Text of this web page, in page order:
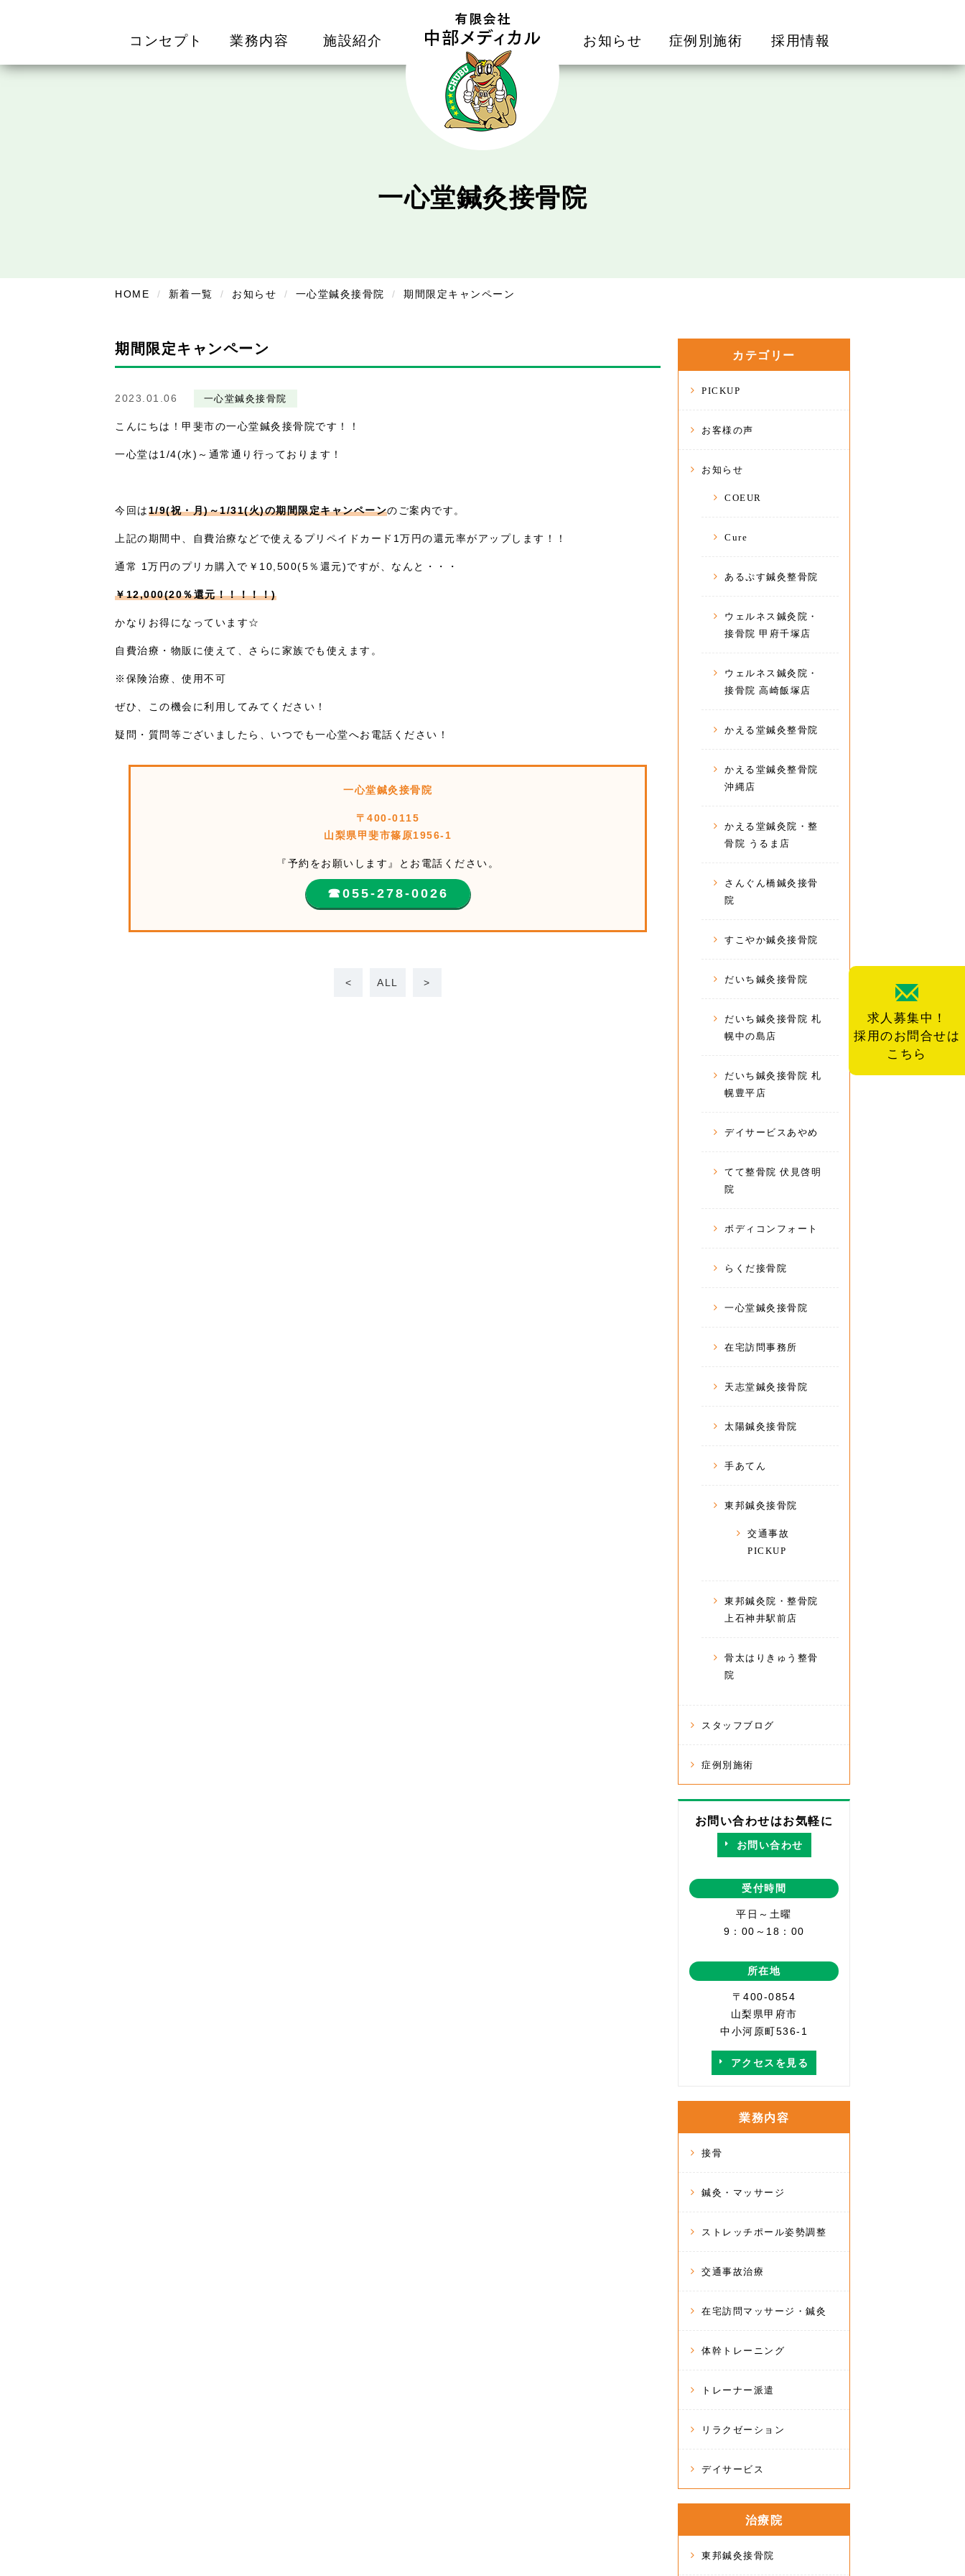
コンセプト 業務内容 施設紹介 お知らせ 症例別施術 採用情報
求人募集中！
採用のお問合せは
こちら
一心堂鍼灸接骨院
HOME 新着一覧 お知らせ 一心堂鍼灸接骨院 期間限定キャンペーン
期間限定キャンペーン
2023.01.06 一心堂鍼灸接骨院
こんにちは！甲斐市の一心堂鍼灸接骨院です！！
一心堂は1/4(水)～通常通り行っております！
今回は1/9(祝・月)～1/31(火)の期間限定キャンペーンのご案内です。
上記の期間中、自費治療などで使えるプリペイドカード1万円の還元率がアップします！！
通常 1万円のプリカ購入で￥10,500(5％還元)ですが、なんと・・・
￥12,000(20％還元！！！！！)
かなりお得になっています☆
自費治療・物販に使えて、さらに家族でも使えます。
※保険治療、使用不可
ぜひ、この機会に利用してみてください！
疑問・質問等ございましたら、いつでも一心堂へお電話ください！
一心堂鍼灸接骨院
〒400-0115
山梨県甲斐市篠原1956-1
『予約をお願いします』とお電話ください。
☎︎055-278-0026
< ALL >
カテゴリー
PICKUP
お客様の声
お知らせ
COEUR
Cure
あるぷす鍼灸整骨院
ウェルネス鍼灸院・
接骨院 甲府千塚店
ウェルネス鍼灸院・
接骨院 高崎飯塚店
かえる堂鍼灸整骨院
かえる堂鍼灸整骨院
沖縄店
かえる堂鍼灸院・整
骨院 うるま店
さんぐん橋鍼灸接骨
院
すこやか鍼灸接骨院
だいち鍼灸接骨院
だいち鍼灸接骨院 札
幌中の島店
だいち鍼灸接骨院 札
幌豊平店
デイサービスあやめ
てて整骨院 伏見啓明
院
ボディコンフォート
らくだ接骨院
一心堂鍼灸接骨院
在宅訪問事務所
天志堂鍼灸接骨院
太陽鍼灸接骨院
手あてん
東邦鍼灸接骨院
交通事故
PICKUP
東邦鍼灸院・整骨院
上石神井駅前店
骨太はりきゅう整骨
院
スタッフブログ
症例別施術
お問い合わせはお気軽に
お問い合わせ
受付時間
平日～土曜
9：00～18：00
所在地
〒400-0854
山梨県甲府市
中小河原町536-1
アクセスを見る
業務内容
接骨
鍼灸・マッサージ
ストレッチポール姿勢調整
交通事故治療
在宅訪問マッサージ・鍼灸
体幹トレーニング
トレーナー派遣
リラクゼーション
デイサービス
治療院
東邦鍼灸接骨院